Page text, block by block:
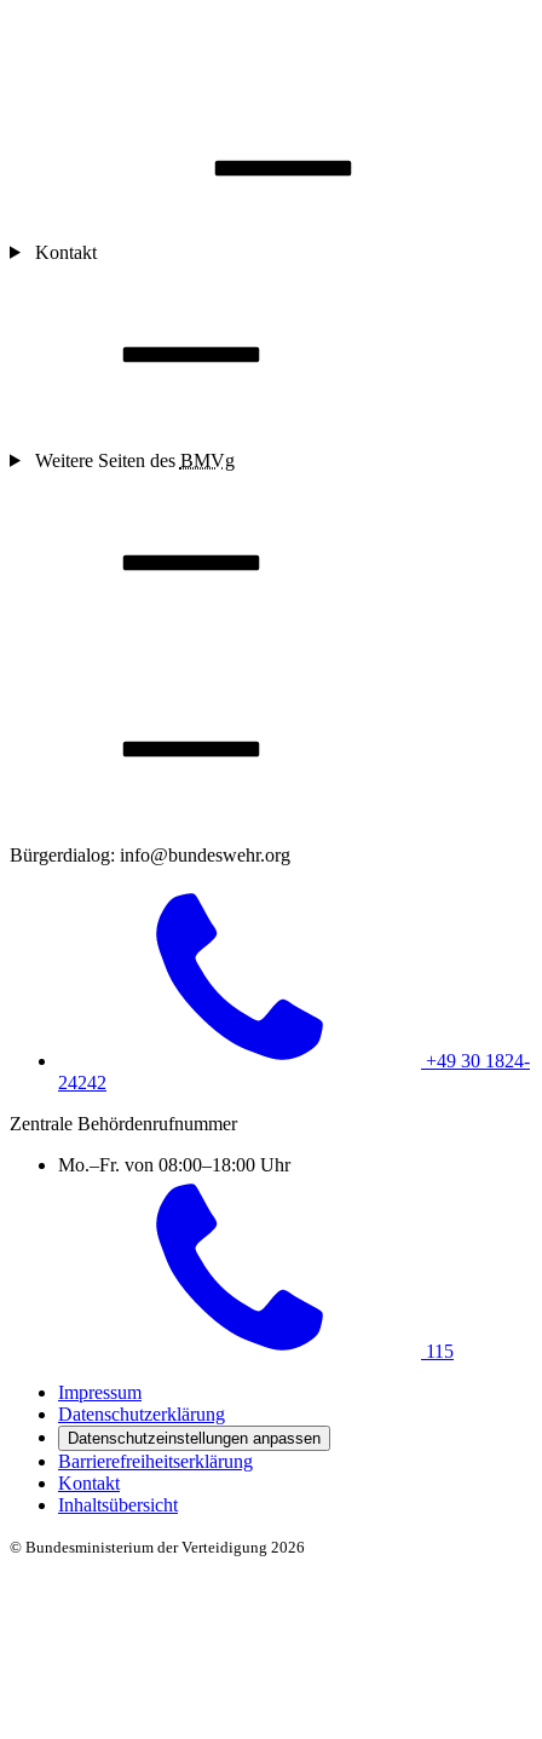
Kontakt
Weitere Seiten des BMVg
Bürgerdialog: info@bundeswehr.org
+49 30 1824-
24242
Zentrale Behördenrufnummer
Mo.–Fr. von 08:00–18:00 Uhr
115
Impressum
Datenschutzerklärung
Datenschutzeinstellungen anpassen
Barrierefreiheitserklärung
Kontakt
Inhaltsübersicht
© Bundesministerium der Verteidigung 2026